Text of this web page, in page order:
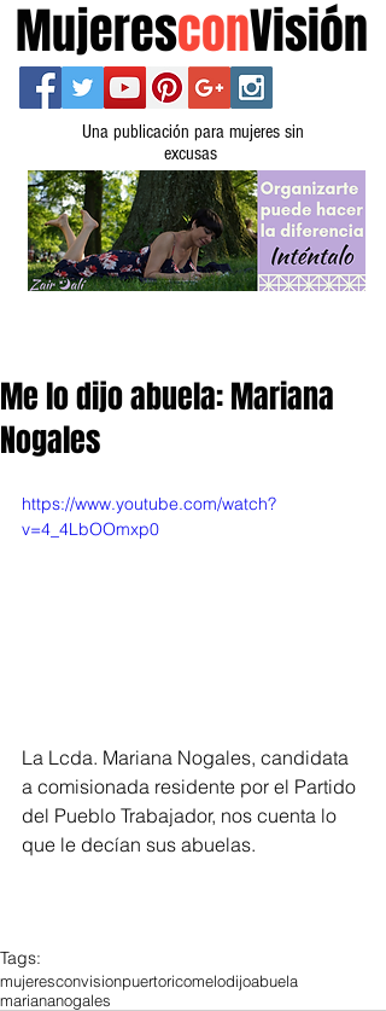
MujeresconVisión
Una publicación para mujeres sin
excusas
Me lo dijo abuela: Mariana
Nogales
https://www.youtube.com/watch?
v=4_4LbOOmxp0
La Lcda. Mariana Nogales, candidata
a comisionada residente por el Partido
del Pueblo Trabajador, nos cuenta lo
que le decían sus abuelas.
Tags:
mujeresconvisionpuertoricomelodijoabuela
mariananogales